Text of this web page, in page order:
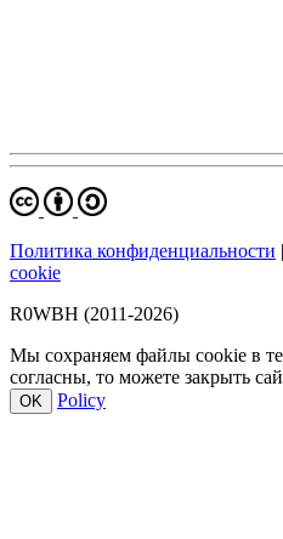
Политика конфиденциальности |
cookie
R0WBH (2011-2026)
Мы сохраняем файлы cookie в
согласны, то можете закрыть
OK Policy